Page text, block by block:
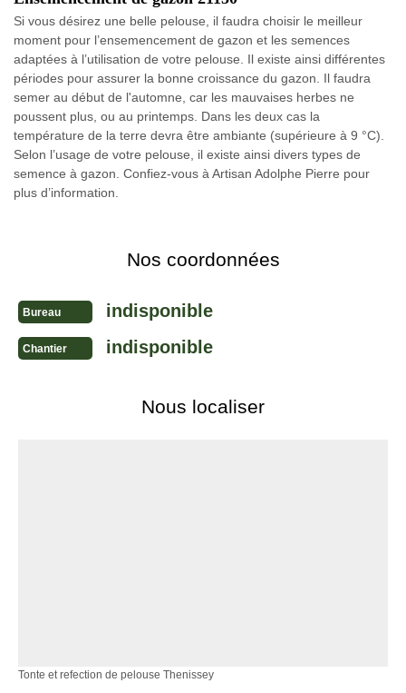
Si vous désirez une belle pelouse, il faudra choisir le meilleur
moment pour l’ensemencement de gazon et les semences
adaptées à l’utilisation de votre pelouse. Il existe ainsi différentes
périodes pour assurer la bonne croissance du gazon. Il faudra
semer au début de l'automne, car les mauvaises herbes ne
poussent plus, ou au printemps. Dans les deux cas la
température de la terre devra être ambiante (supérieure à 9 °C).
Selon l’usage de votre pelouse, il existe ainsi divers types de
semence à gazon. Confiez-vous à Artisan Adolphe Pierre pour
plus d’information.
Nos coordonnées
Bureau indisponible
Chantier indisponible
Nous localiser
Tonte et refection de pelouse Thenissey